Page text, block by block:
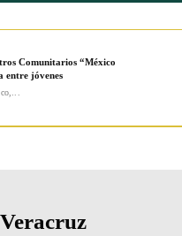
Comunitarios “México
entre jóvenes